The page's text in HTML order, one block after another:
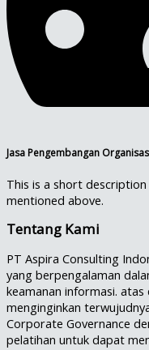
Jasa Pengembangan
This is a short
mentioned above.​
Tentang Kami
PT Aspira Consulting
yang berpengalaman
keamanan informasi.
menginginkan
Corporate Governance
pelatihan untuk dapat